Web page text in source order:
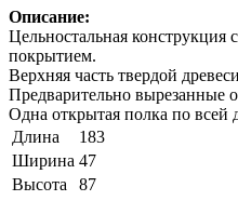
Описание:
Цельностальная
покрытием.
Верхняя часть твердой
Предварительно вырезанные
Одна открытая полка по всей
Длина
183
Ширина 47
Высота
87